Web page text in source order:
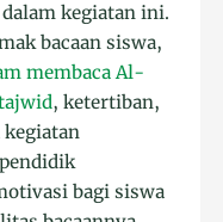
kegiatan ini.
bacaan siswa,
membaca Al-
, ketertiban,
kegiatan
bagi siswa